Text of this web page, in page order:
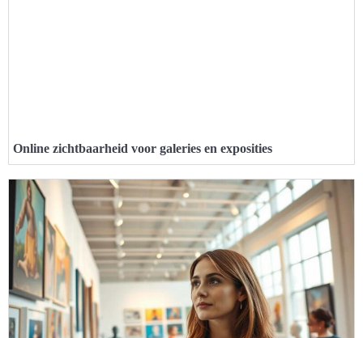
Online zichtbaarheid voor galeries en exposities